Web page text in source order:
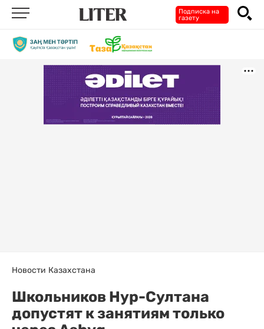
Подписка на
газету
Новости Казахстана
Школьников Нур-Султана
допустят к занятиям только